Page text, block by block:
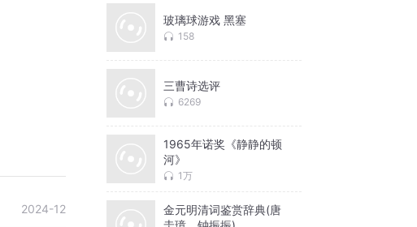
2024-12
玻璃球游戏 黑塞
158
三曹诗选评
6269
1965年诺奖《静静的顿
河》
1万
金元明清词鉴赏辞典(唐